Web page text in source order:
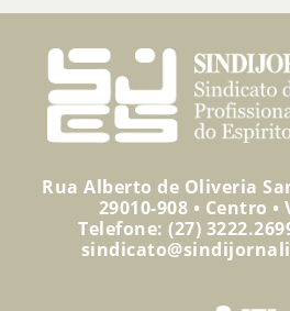
Rua Alberto de Oliveria
29010-908 • Centro •
Telefone: (27)